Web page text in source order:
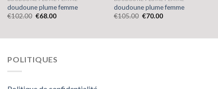
doudoune plume femme
€102.00 €68.00
doudoune plume femme
€105.00 €70.00
POLITIQUES